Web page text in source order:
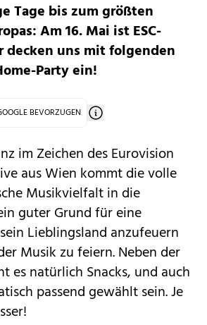
Tage bis zum größten
Am 16. Mai ist ESC-
decken uns mit folgenden
Party ein!
BEVORZUGEN
im Zeichen des Eurovision
aus Wien kommt die volle
Musikvielfalt in die
guter Grund für eine
Lieblingsland anzufeuern
Musik zu feiern. Neben der
es natürlich Snacks, und auch
passend gewählt sein. Je